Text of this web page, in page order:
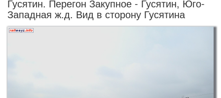
Гусятин. Перегон Закупное - Гусятин, Юго-
Западная ж.д. Вид в сторону Гусятина